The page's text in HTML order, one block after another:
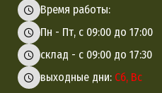
Время работы:
Пн - Пт, с 09:00 до 17:00
склад - с 09:00 до 17:30
выходные дни: Сб, Вс